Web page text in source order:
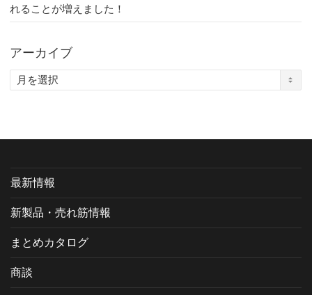
れることが増えました！
アーカイブ
ア
最新情報
新製品・売れ筋情報
まとめカタログ
商談